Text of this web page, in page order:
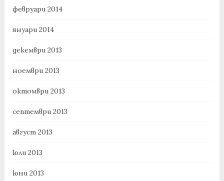
февруари 2014
януари 2014
декември 2013
ноември 2013
октомври 2013
септември 2013
август 2013
юли 2013
юни 2013